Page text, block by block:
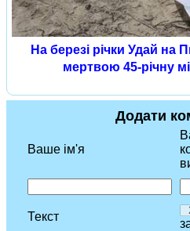
На березі річки Удай на
мертвою 45-річну
Додати
Ваше ім'я
Текст